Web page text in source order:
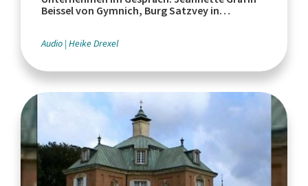
Beissel von Gymnich, Burg Satzvey in
Audio Heike Drexel